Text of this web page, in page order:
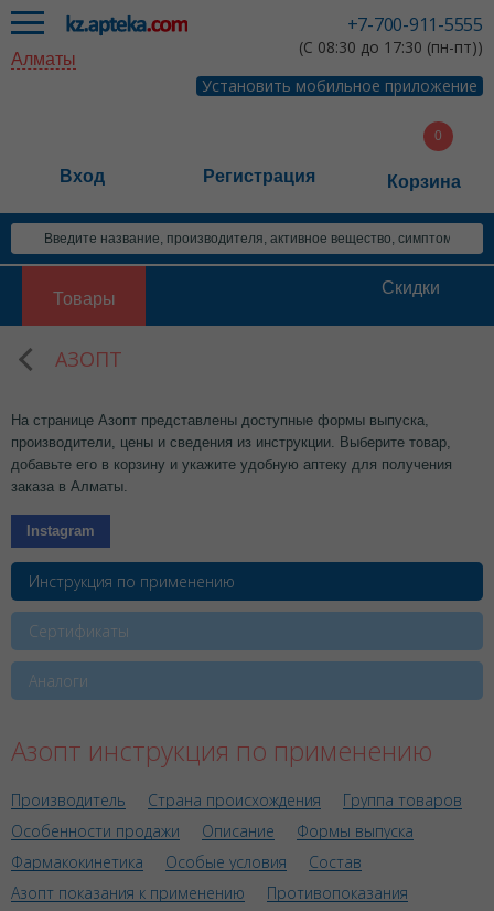
+7-700-911-5555
(С 08:30 до 17:30 (пн-пт))
Установить мобильное приложение
Алматы
Вход Регистрация Корзина
Товары
Скидки
АЗОПТ
На странице Азопт представлены доступные формы выпуска,
производители, цены и сведения из инструкции. Выберите товар,
добавьте его в корзину и укажите удобную аптеку для получения
заказа в Алматы.
Instagram
Инструкция по применению
Сертификаты
Аналоги
Азопт инструкция по применению
Производитель Страна происхождения
Группа товаров
Особенности продажи
Описание
Формы выпуска
Фармакокинетика
Особые условия
Состав
Азопт показания к применению
Противопоказания